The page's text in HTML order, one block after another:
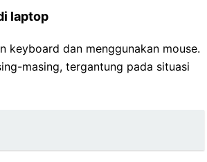
laptop
keyboard dan menggunakan mouse.
masing, tergantung pada situasi